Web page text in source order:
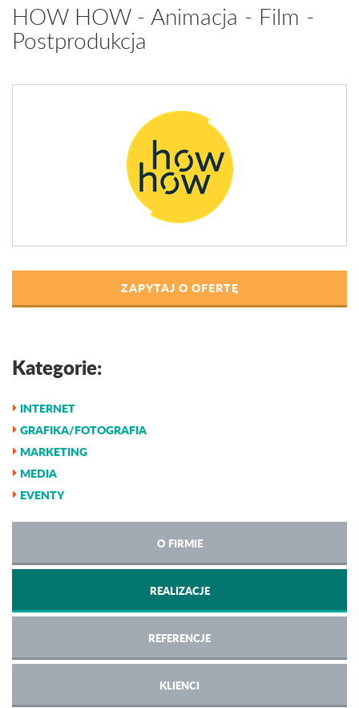
HOW HOW - Animacja - Film -
Postprodukcja
ZAPYTAJ O OFERTĘ
Kategorie:
INTERNET
GRAFIKA/FOTOGRAFIA
MARKETING
MEDIA
EVENTY
O FIRMIE
REALIZACJE
REFERENCJE
KLIENCI